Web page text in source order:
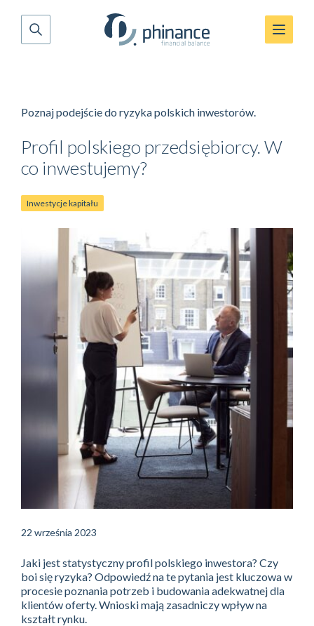
Poznaj podejście do ryzyka polskich inwestorów.
Profil polskiego przedsiębiorcy. W
co inwestujemy?
Inwestycje kapitału
22 września 2023
Jaki jest statystyczny profil polskiego inwestora? Czy
boi się ryzyka? Odpowiedź na te pytania jest kluczowa w
procesie poznania potrzeb i budowania adekwatnej dla
klientów oferty. Wnioski mają zasadniczy wpływ na
kształt rynku.